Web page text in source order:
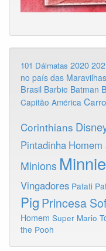
101 Dálmatas 2020
no país das Maravilhas
Brasil Barbie Batman
Capitão América
Corinthians
Pintadinha Homem
Minions Minnie
Vingadores Patati
Pig Princesa
Homem Super Mario
the Pooh